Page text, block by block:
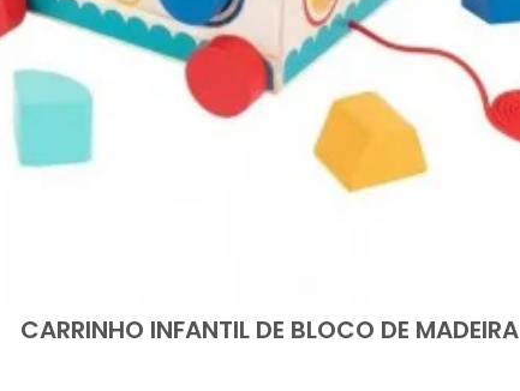
CARRINHO INFANTIL DE BLOCO DE MADEIRA